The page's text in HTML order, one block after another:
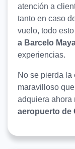
atención a
tanto en caso
vuelo, todo
a Barcelo
experiencias.
No se pierda la
maravilloso
adquiera ahora
aeropuerto de